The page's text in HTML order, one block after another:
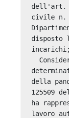
dell'art.
civile n.
disposto
della
125509
ha
lavoro